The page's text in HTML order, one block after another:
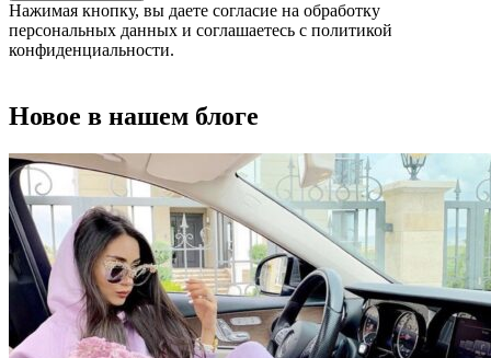
Нажимая кнопку, вы даете согласие на обработку
персональных данных и соглашаетесь с политикой
конфиденциальности.
Новое в нашем блоге